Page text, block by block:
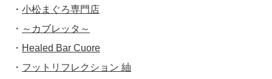
・ 小松まぐろ専門店
・ ～カブレッタ～
・ Healed Bar Cuore
・ フットリフレクション 紬